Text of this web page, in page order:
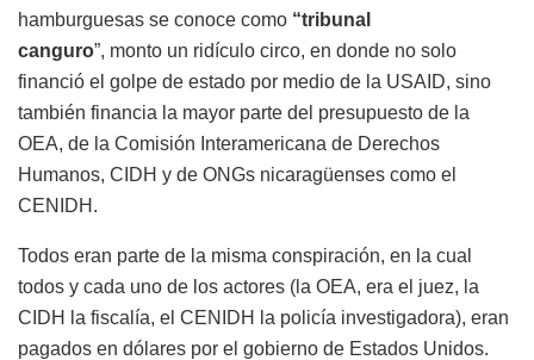
hamburguesas se conoce como “tribunal
canguro”, monto un ridículo circo, en donde no solo
financió el golpe de estado por medio de la USAID, sino
también financia la mayor parte del presupuesto de la
OEA, de la Comisión Interamericana de Derechos
Humanos, CIDH y de ONGs nicaragüenses como el
CENIDH.
Todos eran parte de la misma conspiración, en la cual
todos y cada uno de los actores (la OEA, era el juez, la
CIDH la fiscalía, el CENIDH la policía investigadora), eran
pagados en dólares por el gobierno de Estados Unidos.